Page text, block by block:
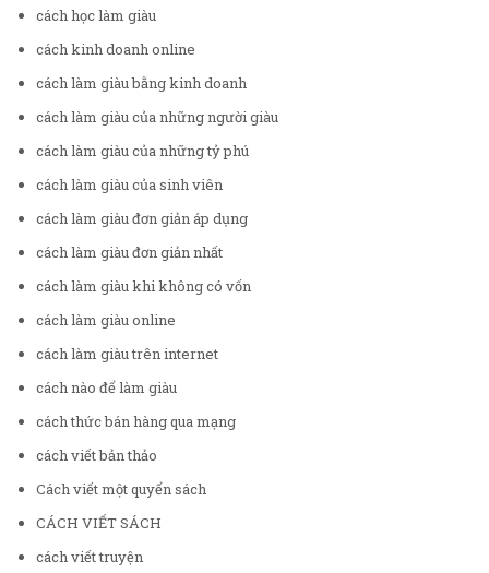
cách học làm giàu
cách kinh doanh online
cách làm giàu bằng kinh doanh
cách làm giàu của những người giàu
cách làm giàu của những tỷ phú
cách làm giàu của sinh viên
cách làm giàu đơn giản áp dụng
cách làm giàu đơn giản nhất
cách làm giàu khi không có vốn
cách làm giàu online
cách làm giàu trên internet
cách nào để làm giàu
cách thức bán hàng qua mạng
cách viết bản thảo
Cách viết một quyển sách
CÁCH VIẾT SÁCH
cách viết truyện